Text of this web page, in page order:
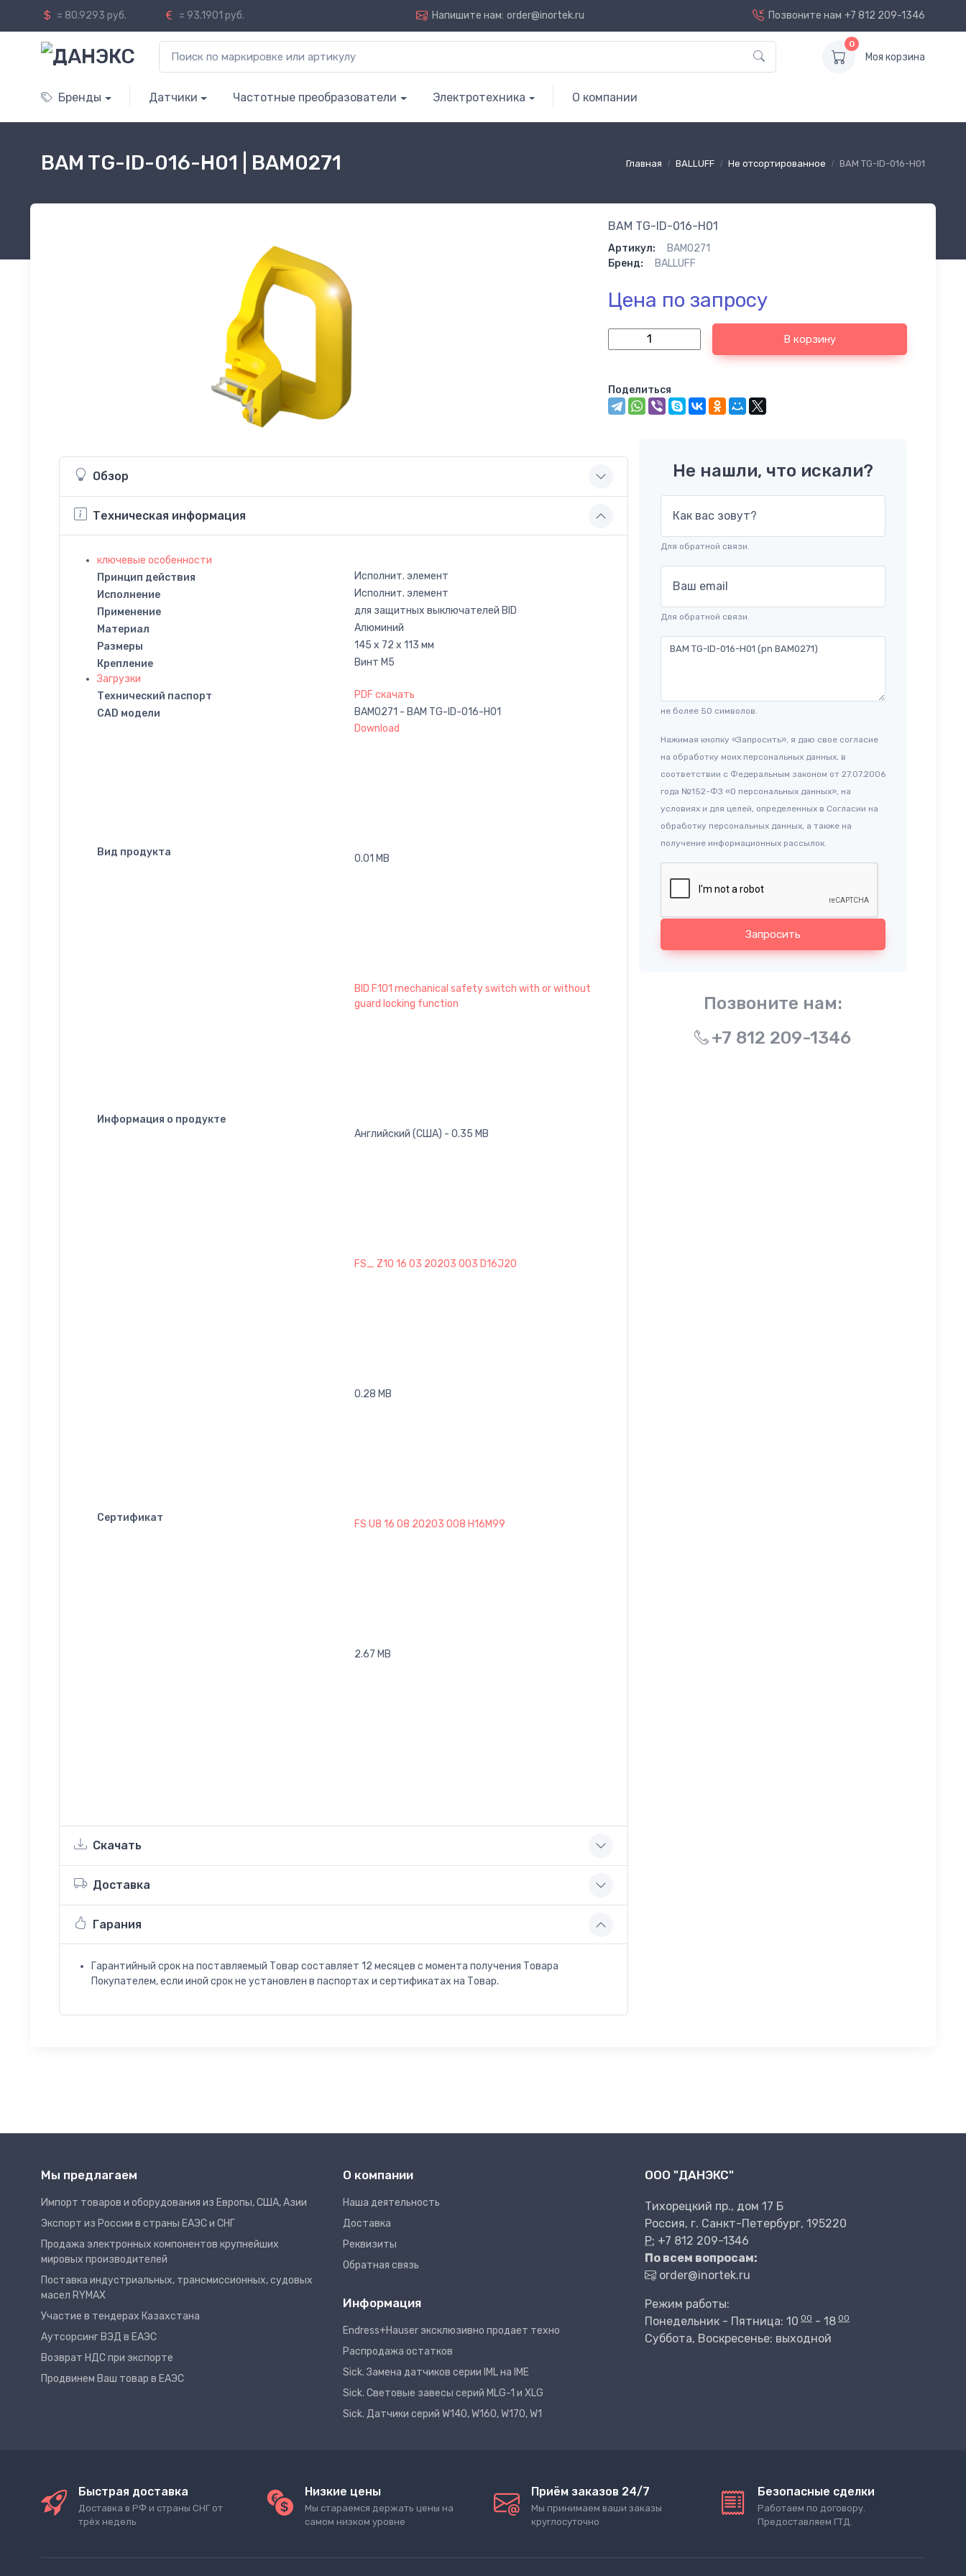
= 80.9293 руб. = 93.1901 руб. Напишите нам: order@inortek.ru Позвоните нам +7 812 209-1346
0
Моя корзина
Бренды Датчики Частотные преобразователи Электротехника О компании
Главная BALLUFF Не отсортированное BAM TG-ID-016-H01
BAM TG-ID-016-H01 | BAM0271
BAM TG-ID-016-H01
Артикул:
BAM0271
Бренд:
BALLUFF
Цена по запросу
В корзину
Поделиться
Обзор
Техническая информация
ключевые особенности
Принцип действия
Исполнит. элемент
Исполнение
Исполнит. элемент
Применение
для защитных выключателей BID
Материал
Алюминий
Размеры
145 x 72 x 113 мм
Крепление
Винт M5
Загрузки
Технический паспорт
PDF скачать
CAD модели
BAM0271 - BAM TG-ID-016-H01
Вид продукта
Download
0.01 MB
Информация о продукте
BID F101 mechanical safety switch with or without
guard locking function
Английский (США) - 0.35 MB
Сертификат
FS_ Z10 16 03 20203 003 D16J20
0.28 MB
FS U8 16 08 20203 008 H16M99
2.67 MB
Скачать
Доставка
Гарания
Гарантийный срок на поставляемый Товар составляет 12 месяцев с момента получения Товара
Покупателем, если иной срок не установлен в паспортах и сертификатах на Товар.
Не нашли, что искали?
Как вас зовут?
Для обратной связи.
Ваш email
Для обратной связи.
не более 50 символов.
Нажимая кнопку «Запросить», я даю свое согласие
на обработку моих персональных данных, в
соответствии с Федеральным законом от 27.07.2006
года №152-ФЗ «О персональных данных», на
условиях и для целей, определенных в Согласии на
обработку персональных данных, а также на
получение информационных рассылок.
Запросить
Позвоните нам:
+7 812 209-1346
Мы предлагаем
Импорт товаров и оборудования из Европы, США, Азии
Экспорт из России в страны ЕАЭС и СНГ
Продажа электронных компонентов крупнейших
мировых производителей
Поставка индустриальных, трансмиссионных, судовых
масел RYMAX
Участие в тендерах Казахстана
Аутсорсинг ВЭД в ЕАЭС
Возврат НДС при экспорте
Продвинем Ваш товар в ЕАЭС
О компании
Наша деятельность
Доставка
Реквизиты
Обратная связь
Информация
Endress+Hauser эксклюзивно продает техно
Распродажа остатков
Sick. Замена датчиков серии IML на IME
Sick. Световые завесы серий MLG-1 и XLG
Sick. Датчики серий W140, W160, W170, W1
ООО "ДАНЭКС"
Тихорецкий пр., дом 17 Б
Россия, г. Санкт-Петербург, 195220
P: +7 812 209-1346
По всем вопросам:
order@inortek.ru
Режим работы:
Понедельник - Пятница: 10 00 - 18 00
Суббота, Воскресенье: выходной
Быстрая доставка
Доставка в РФ и страны СНГ от
трёх недель
Низкие цены
Мы стараемся держать цены на
самом низком уровне
Приём заказов 24/7
Мы принимаем ваши заказы
круглосуточно
Безопасные сделки
Работаем по договору.
Предоставляем ГТД.